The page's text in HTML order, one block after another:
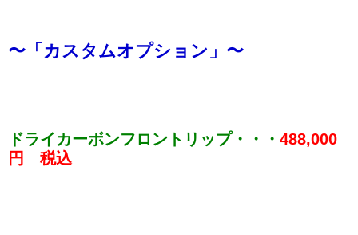
〜 「カスタムオプション」〜
ドライカーボンフロントリップ・・・ 488,000
円 税込